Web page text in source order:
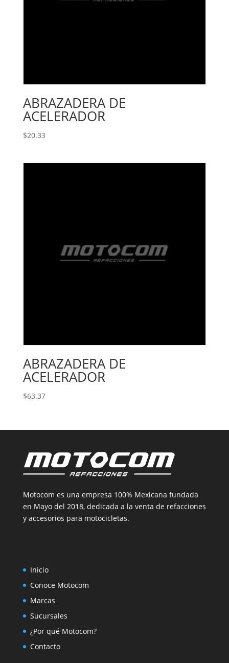
ABRAZADERA DE
ACELERADOR
$20.33
ABRAZADERA DE
ACELERADOR
$63.37
Motocom es una empresa 100% Mexicana fundada
en Mayo del 2018, dedicada a la venta de refacciones
y accesorios para motocicletas.
Inicio
Conoce Motocom
Marcas
Sucursales
¿Por qué Motocom?
Contacto